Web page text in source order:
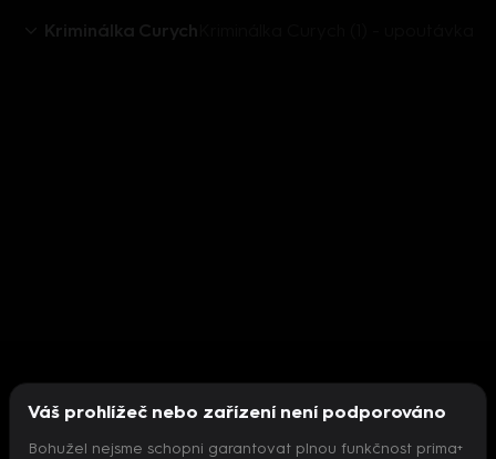
Kriminálka Curych
Váš prohlížeč nebo zařízení není podporováno
Bohužel nejsme schopni garantovat plnou funkčnost prima+